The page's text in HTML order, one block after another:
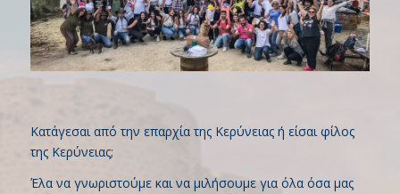
Κατάγεσαι από την επαρχία της Κερύνειας ή είσαι φίλος
της Κερύνειας;
Έλα να γνωριστούμε και να μιλήσουμε για όλα όσα μας